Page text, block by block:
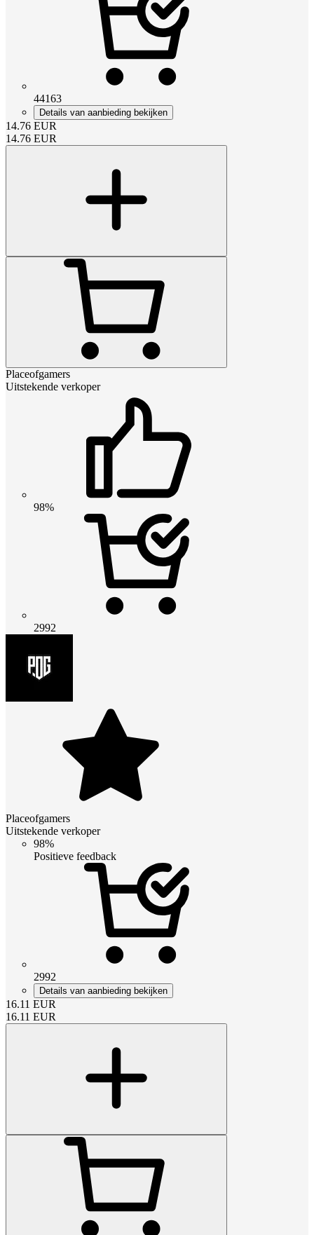
44163
Details van aanbieding bekijken
14.76 EUR
14.76 EUR
Placeofgamers
Uitstekende verkoper
98%
2992
Placeofgamers
Uitstekende verkoper
98%
Positieve feedback
2992
Details van aanbieding bekijken
16.11 EUR
16.11 EUR